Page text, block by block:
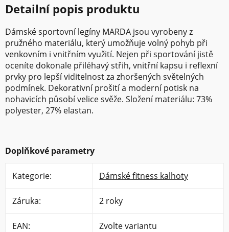
Detailní popis produktu
Dámské sportovní legíny MARDA jsou vyrobeny z
pružného materiálu, který umožňuje volný pohyb při
venkovním i vnitřním využití. Nejen při sportování jistě
oceníte dokonale přiléhavý střih, vnitřní kapsu i reflexní
prvky pro lepší viditelnost za zhoršených světelných
podmínek. Dekorativní prošití a moderní potisk na
nohavicích působí velice svěže. Složení materiálu: 73%
polyester, 27% elastan.
Doplňkové parametry
Kategorie: Dámské fitness kalhoty
Záruka: 2 roky
EAN: Zvolte variantu